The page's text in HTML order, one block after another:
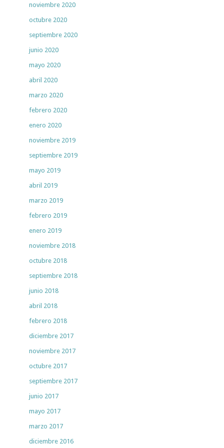
noviembre 2020
octubre 2020
septiembre 2020
junio 2020
mayo 2020
abril 2020
marzo 2020
febrero 2020
enero 2020
noviembre 2019
septiembre 2019
mayo 2019
abril 2019
marzo 2019
febrero 2019
enero 2019
noviembre 2018
octubre 2018
septiembre 2018
junio 2018
abril 2018
febrero 2018
diciembre 2017
noviembre 2017
octubre 2017
septiembre 2017
junio 2017
mayo 2017
marzo 2017
diciembre 2016